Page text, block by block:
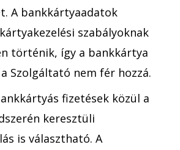
A bankkártyaadatok
szabályoknak
történik, így a bankkártya
Szolgáltató nem fér hozzá.
fizetések közül a
keresztüli
is választható. A